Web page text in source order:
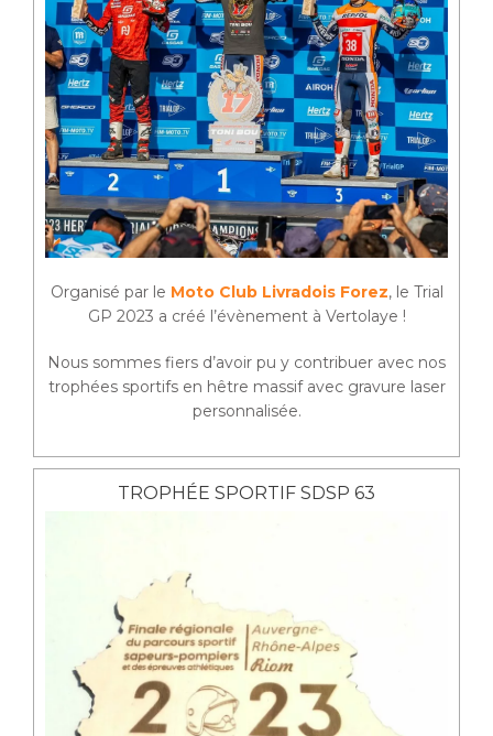
Organisé par le Moto Club Livradois Forez, le Trial
GP 2023 a créé l’évènement à Vertolaye !
Nous sommes fiers d’avoir pu y contribuer avec nos
trophées sportifs en hêtre massif avec gravure laser
personnalisée.
TROPHÉE SPORTIF SDSP 63